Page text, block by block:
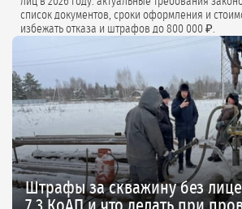
список документов, сроки оформления и
избежать отказа и штрафов до 800 000 ₽.
Штрафы за скважину без